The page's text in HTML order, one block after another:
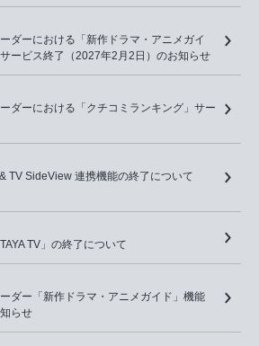
ダーにおける「新作ドラマ・アニメガイ
ービス終了（2027年2月2日）のお知らせ
ダーにおける「クチコミランキング」サー
TV SideView 連携機能の終了について
TV」の終了について
ダー「新作ドラマ・アニメガイド」機能
らせ